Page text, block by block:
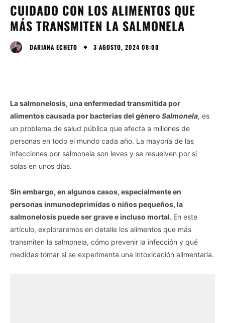
CUIDADO CON LOS ALIMENTOS QUE
MÁS TRANSMITEN LA SALMONELA
DARIANA ECHETO 3 AGOSTO, 2024 08:00
La salmonelosis, una enfermedad transmitida por
alimentos causada por bacterias del género Salmonela, es
un problema de salud pública que afecta a millones de
personas en todo el mundo cada año. La mayoría de las
infecciones por salmonela son leves y se resuelven por sí
solas en unos días.
Sin embargo, en algunos casos, especialmente en
personas inmunodeprimidas o niños pequeños, la
salmonelosis puede ser grave e incluso mortal. En este
artículo, exploraremos en detalle los alimentos que más
transmiten la salmonela, cómo prevenir la infección y qué
medidas tomar si se experimenta una intoxicación alimentaria.